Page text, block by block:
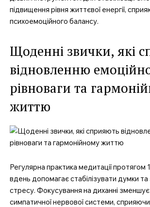
підвищення рівня життєвої енергії,
психоемоційного балансу.
Щоденні звички, які
відновленню
рівноваги та
життю
Регулярна практика медитації протягом
вдень допомагає стабілізувати думки та
стресу. Фокусування на диханні
симпатичної нервової системи,